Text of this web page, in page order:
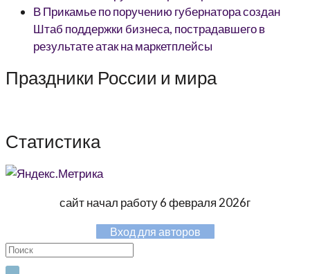
В Прикамье по поручению губернатора создан
Штаб поддержки бизнеса, пострадавшего в
результате атак на маркетплейсы
Праздники России и мира
Статистика
сайт начал работу 6 февраля 2026г
Вход для авторов
Search
for: